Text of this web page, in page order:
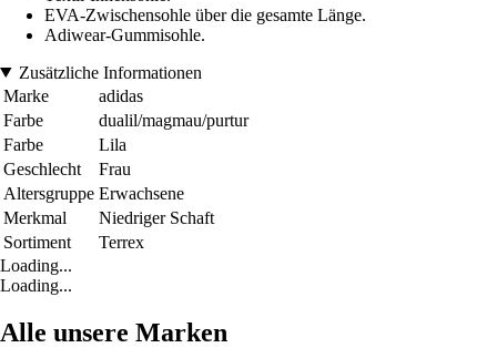
EVA-Zwischensohle über die gesamte Länge.
Adiwear-Gummisohle.
Zusätzliche Informationen
Marke
adidas
Farbe
dualil/magmau/purtur
Farbe
Lila
Geschlecht
Frau
Altersgruppe Erwachsene
Merkmal
Niedriger Schaft
Sortiment
Terrex
Loading...
Loading...
Alle unsere Marken